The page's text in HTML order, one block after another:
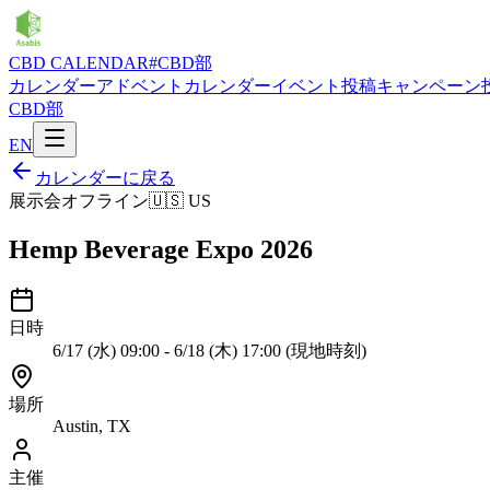
CBD CALENDAR#CBD部
カレンダーアドベントカレンダーイベント投稿キャンペーン
CBD部
EN
カレンダーに戻る
展示会オフライン🇺🇸 US
Hemp Beverage Expo 2026
日時
6/17 (水) 09:00 - 6/18 (木) 17:00 (現地時刻)
場所
Austin, TX
主催